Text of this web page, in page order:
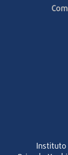
Instituto